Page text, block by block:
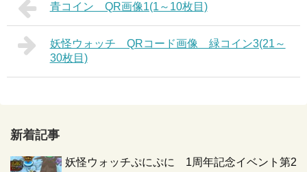
青コイン QR画像1(1～10枚目)
妖怪ウォッチ QRコード画像 緑コイン3(21～
30枚目)
新着記事
妖怪ウォッチぷにぷに 1周年記念イベント第2